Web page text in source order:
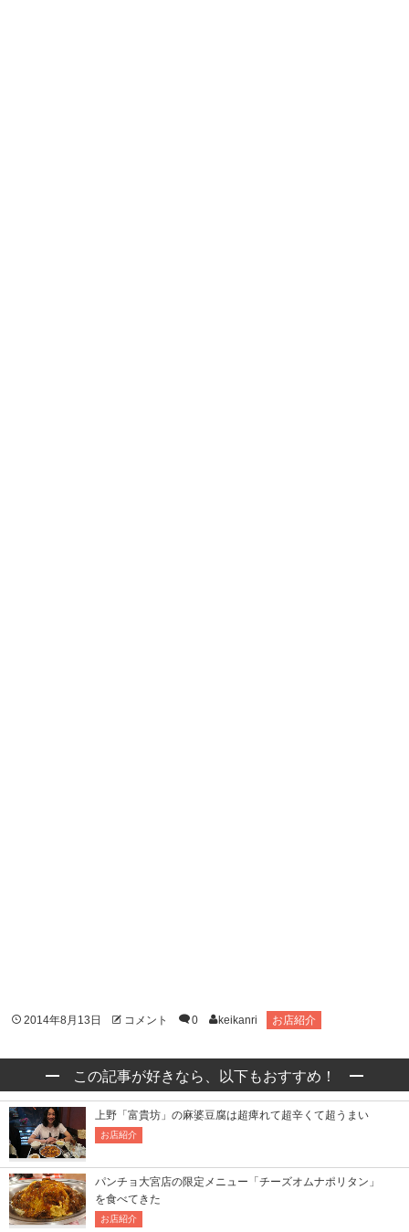
2014年8月13日 コメント 0 keikanri お店紹介
この記事が好きなら、以下もおすすめ！
上野「富貴坊」の麻婆豆腐は超痺れて超辛くて超うまい
お店紹介
パンチョ大宮店の限定メニュー「チーズオムナポリタン」
を食べてきた
お店紹介